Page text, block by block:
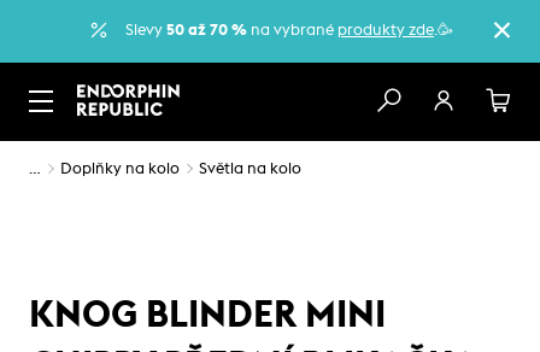
Slevy 50 až 70 % na vybrané produkty zde.🥳
… Doplňky na kolo Světla na kolo
KNOG BLINDER MINI